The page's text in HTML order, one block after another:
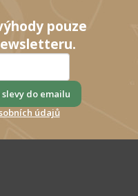
pouze
do emailu
údajů